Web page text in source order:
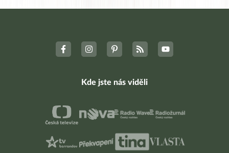
Kde jste nás viděli